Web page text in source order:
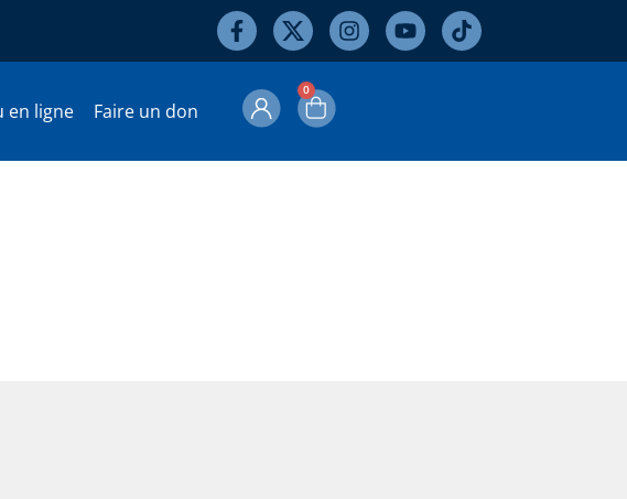
en ligne Faire un don
0